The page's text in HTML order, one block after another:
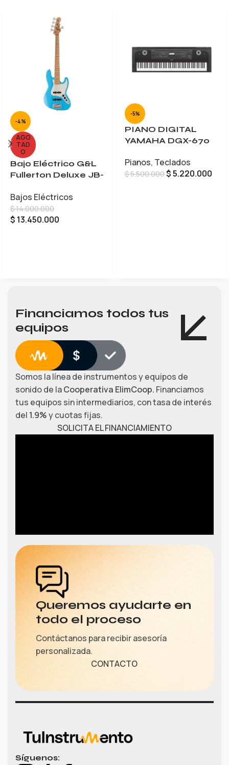
-4%
AGO
TAD
O
Bajo Eléctrico G&L
Fullerton Deluxe JB-
Bajos Eléctricos
$14.000.000
$ 13.450.000
-5%
PIANO DIGITAL
YAMAHA DGX-670
Pianos, Teclados
$5.500.000$5.220.000
Financiamos todos tus
equipos
Somos la línea de instrumentos y equipos de
sonido de laCooperativa ElimCoop. Financiamos
tus equipos sin intermediarios, con tasa de interés
del 1.9%y cuotas fijas.
SOLICITA EL FINANCIAMIENTO
Queremos ayudarte en
todo el proceso
Contáctanos para recibir asesoría
personalizada.
CONTACTO
Síguenos: